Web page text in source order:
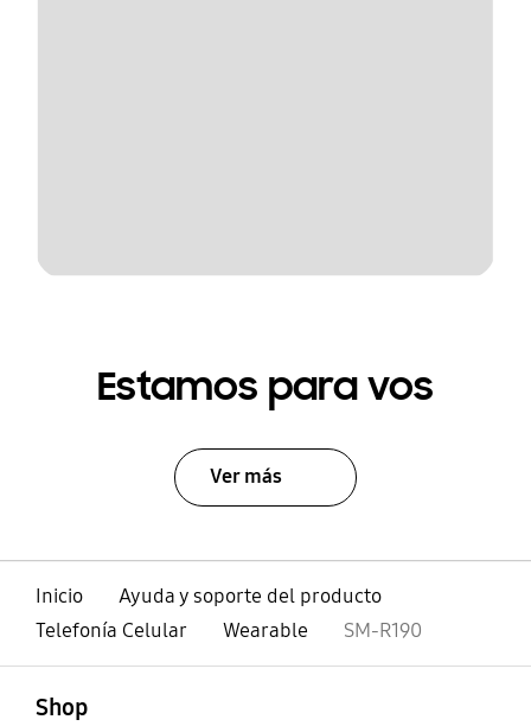
Estamos para vos
Ver más
Inicio
Ayuda y soporte del producto
Telefonía Celular
Wearable SM-R190
Shop